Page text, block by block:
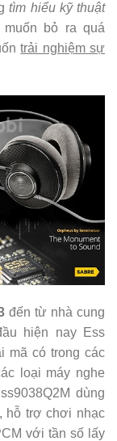
tìm hiểu kỹ thuật
bỏ ra quá
trải nghiệm sự
đến từ nhà cung
hiện nay Ess
mã có trong các
loại máy nghe
dùng
hỗ trợ chơi nhạc
với tần số lấy